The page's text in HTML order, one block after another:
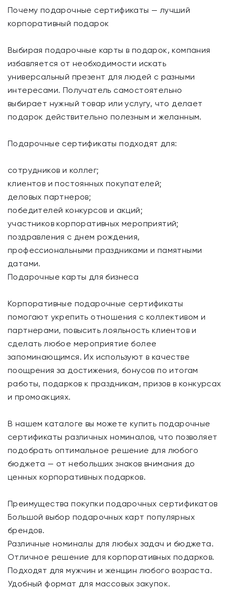
Почему подарочные сертификаты — лучший
корпоративный подарок
Выбирая подарочные карты в подарок, компания
избавляется от необходимости искать
универсальный презент для людей с разными
интересами. Получатель самостоятельно
выбирает нужный товар или услугу, что делает
подарок действительно полезным и желанным.
Подарочные сертификаты подходят для:
сотрудников и коллег;
клиентов и постоянных покупателей;
деловых партнеров;
победителей конкурсов и акций;
участников корпоративных мероприятий;
поздравления с днем рождения,
профессиональными праздниками и памятными
датами.
Подарочные карты для бизнеса
Корпоративные подарочные сертификаты
помогают укрепить отношения с коллективом и
партнерами, повысить лояльность клиентов и
сделать любое мероприятие более
запоминающимся. Их используют в качестве
поощрения за достижения, бонусов по итогам
работы, подарков к праздникам, призов в конкурсах
и промоакциях.
В нашем каталоге вы можете купить подарочные
сертификаты различных номиналов, что позволяет
подобрать оптимальное решение для любого
бюджета — от небольших знаков внимания до
ценных корпоративных подарков.
Преимущества покупки подарочных сертификатов
Большой выбор подарочных карт популярных
брендов.
Различные номиналы для любых задач и бюджета.
Отличное решение для корпоративных подарков.
Подходят для мужчин и женщин любого возраста.
Удобный формат для массовых закупок.